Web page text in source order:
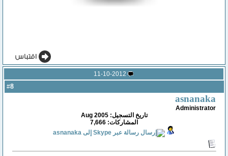
11-10-2012
8
asnanaka
Administrator
تاريخ التسجيل: Aug 2005
المشاركات: 7,666